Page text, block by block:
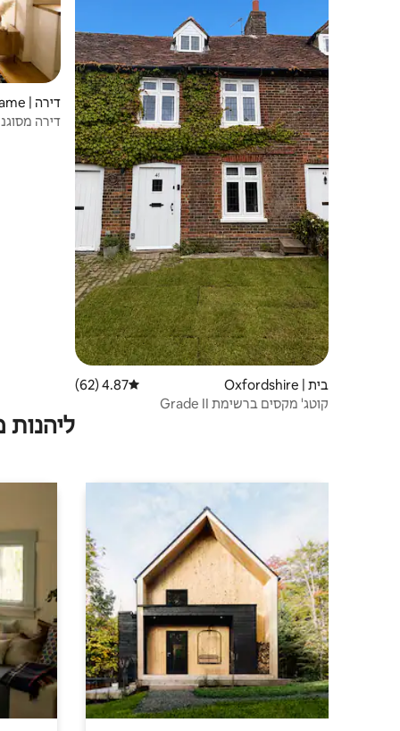
בית | Oxfordshire דירוג ממוצע של 4.87 מתוך 5, 62 ביקורות
4.87 (62)
קוטג' מקסים ברשימת Grade II
דירה | Thame
דירה